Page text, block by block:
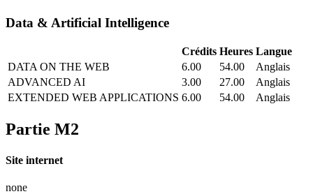
Data & Artificial Intelligence
Crédits Heures Langue
DATA ON THE WEB
6.00 54.00
Anglais
ADVANCED AI
3.00 27.00
Anglais
EXTENDED WEB APPLICATIONS 6.00 54.00 Anglais
Partie M2
Site internet
none